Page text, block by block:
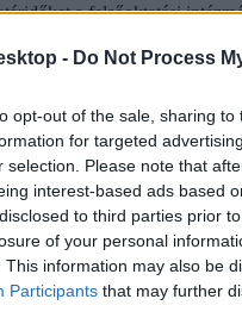
- Do Not Process
opt-out of the sale, sharing
for targeted
selection. Please note that
interest-based ads based
to third parties prior
of your personal
This information may also be
Participants that may further
a felsőoktatási
képzésben és
tanévben
önkormányzat, a másik
pályázhatnak, minden
utógondozásban részesülő
támogatást
önköltséges formában,